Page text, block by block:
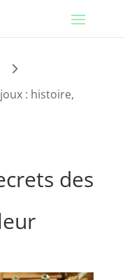
5
: histoire,
des